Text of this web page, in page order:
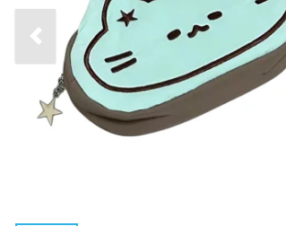
Previous slide